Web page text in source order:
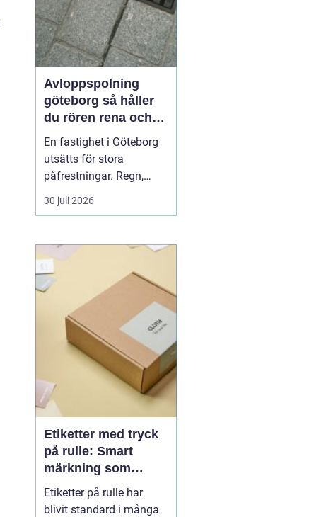
Avloppspolning
göteborg så håller
du rören rena och
trygga året runt
En fastighet i Göteborg
utsätts för stora
påfrestningar. Regn,
snabba
temperaturväxlingar och
avloppen behöver mer
omsorg än många tror.
När vatten börjar rinna
undan långsamt, avlopp
luktar illa eller
golvbrunnar bubblar är...
30 juli 2026
Etiketter med tryck
på rulle: Smart
märkning som
stärker både flöde
och varumärke
Etiketter på rulle har
blivit standard i många